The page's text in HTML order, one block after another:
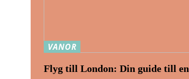
VANOR
Flyg till London: Din guide till en